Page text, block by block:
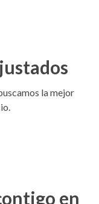
la mejor
en